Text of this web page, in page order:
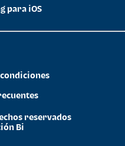
para iOS
reservados
Bi